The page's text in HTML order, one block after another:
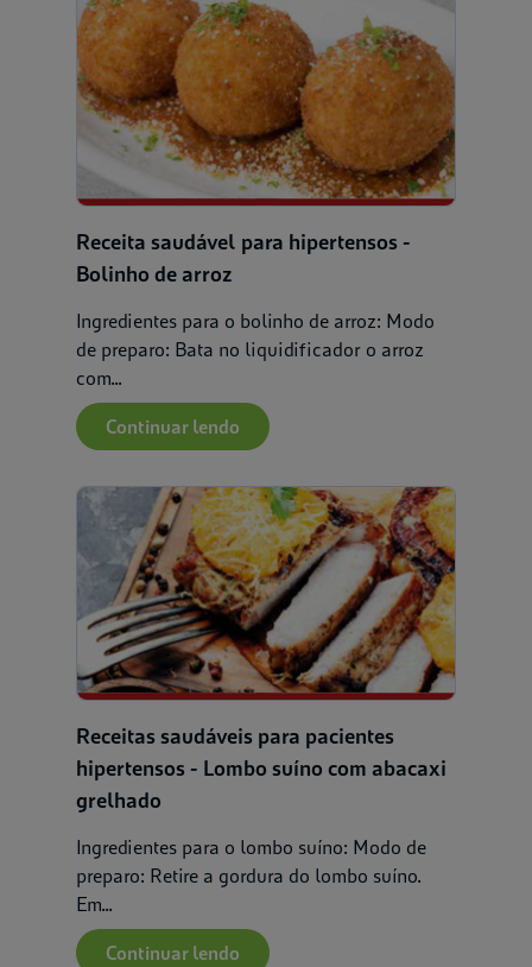
Receita saudável para hipertensos -
Bolinho de arroz
Ingredientes para o bolinho de arroz: Modo
de preparo: Bata no liquidificador o arroz
com...
Continuar lendo
Receitas saudáveis para pacientes
hipertensos - Lombo suíno com abacaxi
grelhado
Ingredientes para o lombo suíno: Modo de
preparo: Retire a gordura do lombo suíno.
Em...
Continuar lendo